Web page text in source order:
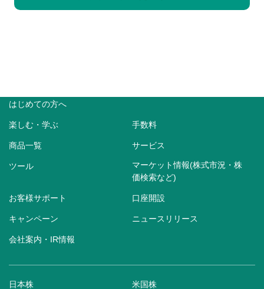
はじめての方へ
楽しむ・学ぶ 手数料
商品一覧 サービス
ツール
マーケット情報(株式市況・株
価検索など)
お客様サポート 口座開設
キャンペーン ニュースリリース
会社案内・IR情報
日本株 米国株